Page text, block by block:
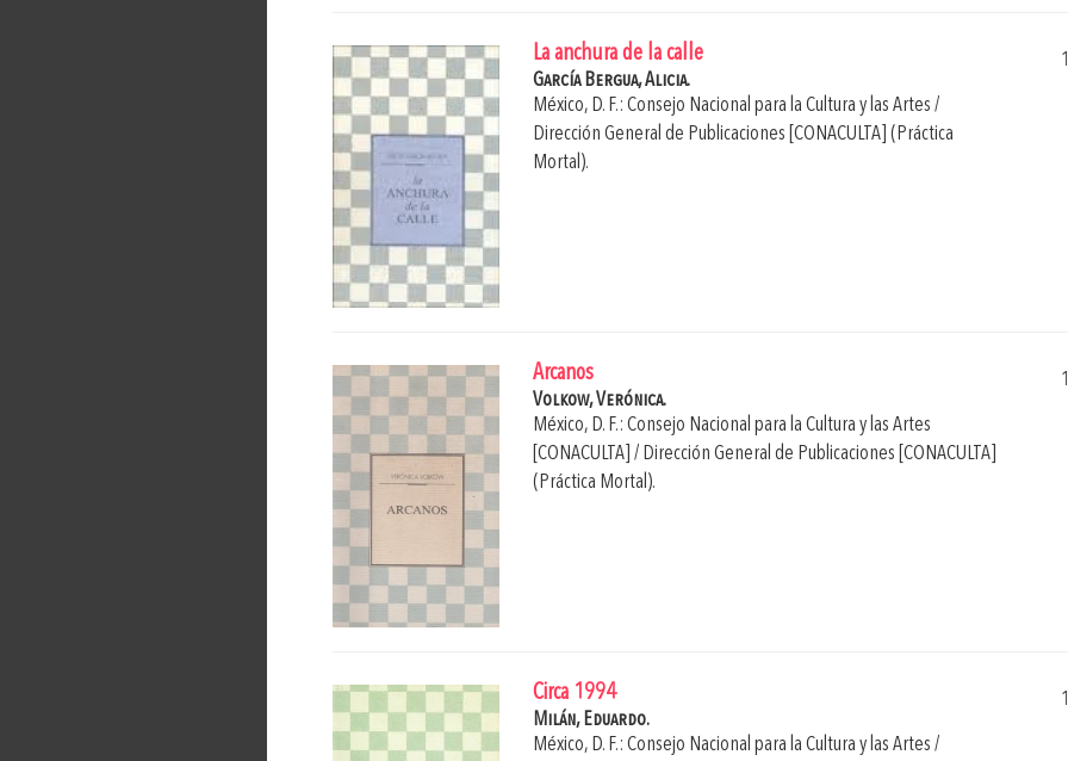
La anchura de la calle
García Bergua, Alicia.
México, D. F.: Consejo Nacional para la Cultura y las Artes /
Dirección General de Publicaciones [CONACULTA] (Práctica
Mortal).
Arcanos
Volkow, Verónica.
México, D. F.: Consejo Nacional para la Cultura y las Artes
[CONACULTA] / Dirección General de Publicaciones [CONACULTA]
(Práctica Mortal).
Circa 1994
Milán, Eduardo.
México, D. F.: Consejo Nacional para la Cultura y las Artes /